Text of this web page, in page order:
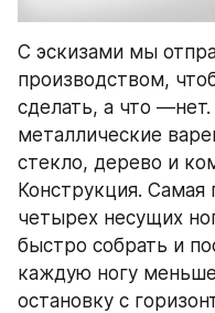
С эскизами мы
производством,
сделать, а что
металлические
стекло, дерево и
Конструкция. Самая
четырех несущих
быстро собрать и
каждую ногу
остановку с